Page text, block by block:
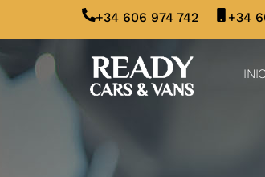
+34 606 974 742 +34